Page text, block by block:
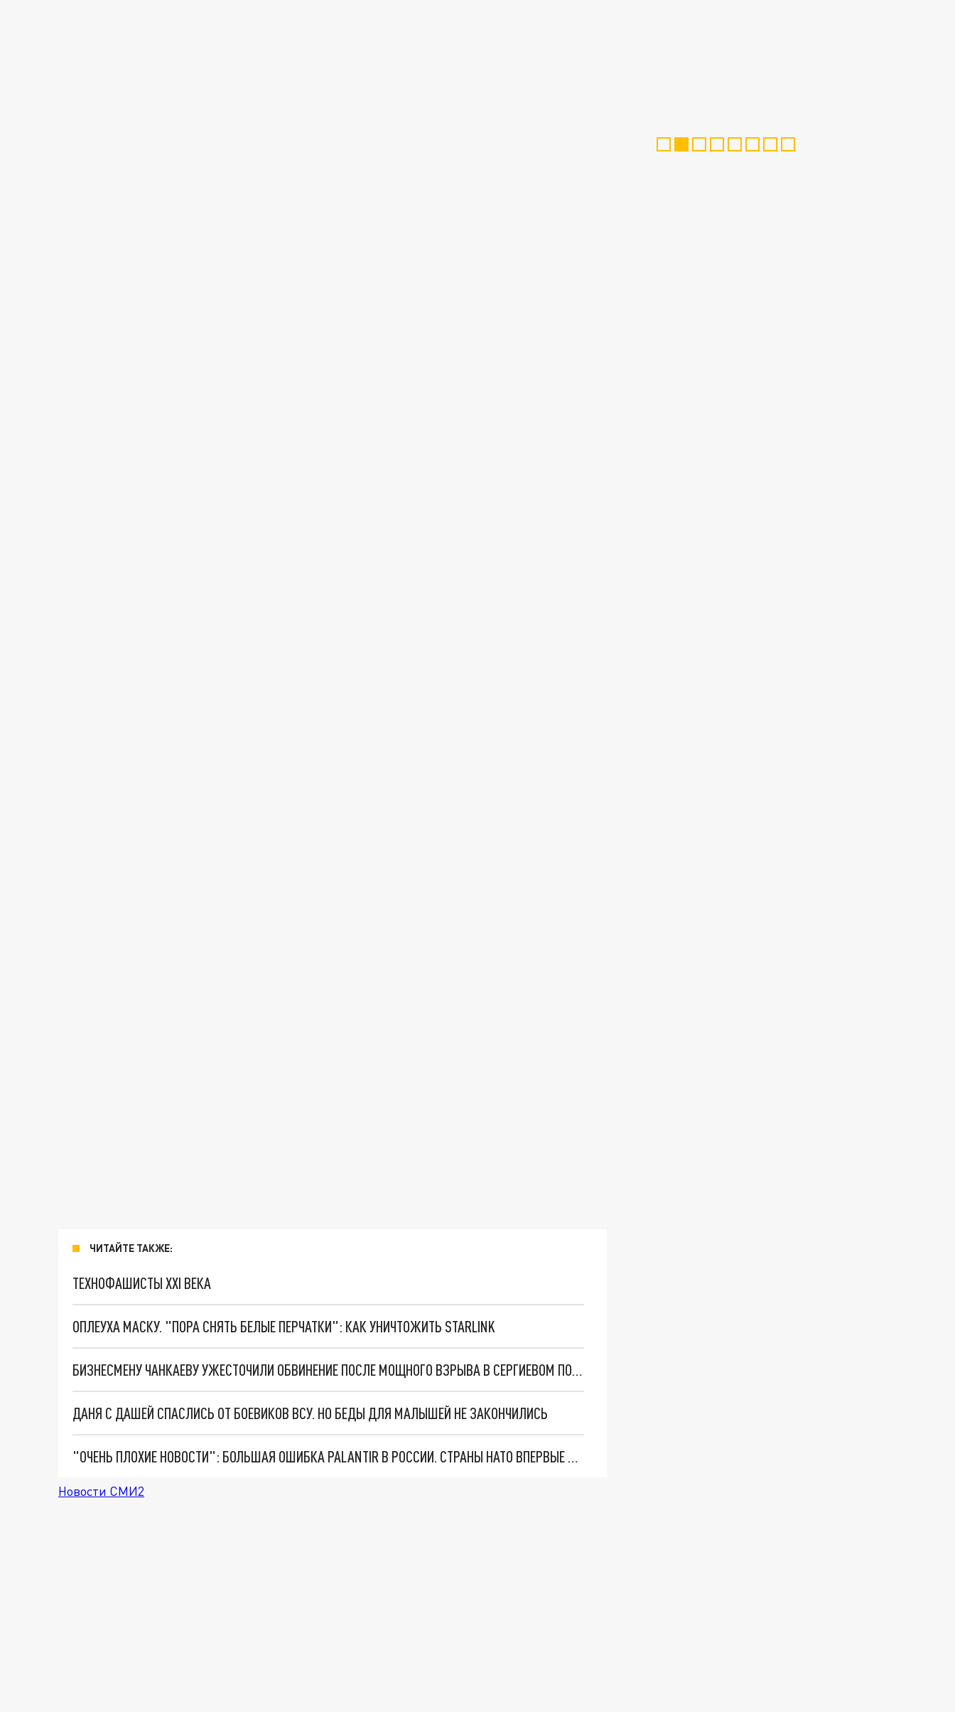
ЧИТАЙТЕ ТАКЖЕ:
ТЕХНОФАШИСТЫ XXI ВЕКА
ОПЛЕУХА МАСКУ. "ПОРА СНЯТЬ БЕЛЫЕ ПЕРЧАТКИ": КАК УНИЧТОЖИТЬ STARLINK
БИЗНЕСМЕНУ ЧАНКАЕВУ УЖЕСТОЧИЛИ ОБВИНЕНИЕ ПОСЛЕ МОЩНОГО ВЗРЫВА В СЕРГИЕВОМ ПОСАДЕ
ДАНЯ С ДАШЕЙ СПАСЛИСЬ ОТ БОЕВИКОВ ВСУ. НО БЕДЫ ДЛЯ МАЛЫШЕЙ НЕ ЗАКОНЧИЛИСЬ
"ОЧЕНЬ ПЛОХИЕ НОВОСТИ": БОЛЬШАЯ ОШИБКА PALANTIR В РОССИИ. СТРАНЫ НАТО ВПЕРВЫЕ ЗА СВО ОСТАНОВИЛИ ПОСТАВКИ ОРУЖИЯ. ВСУ ТЕРЯЮТ ПРИГРАНИЧЬЕ?
Новости СМИ2